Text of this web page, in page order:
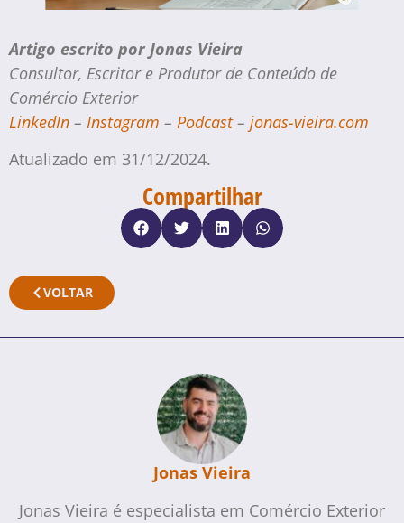
Artigo escrito por Jonas Vieira
Consultor, Escritor e Produtor de Conteúdo de
Comércio Exterior
LinkedIn – Instagram – Podcast– jonas-vieira.com
Atualizado em 31/12/2024.
Compartilhar
VOLTAR
Jonas Vieira
Jonas Vieira é especialista em Comércio Exterior